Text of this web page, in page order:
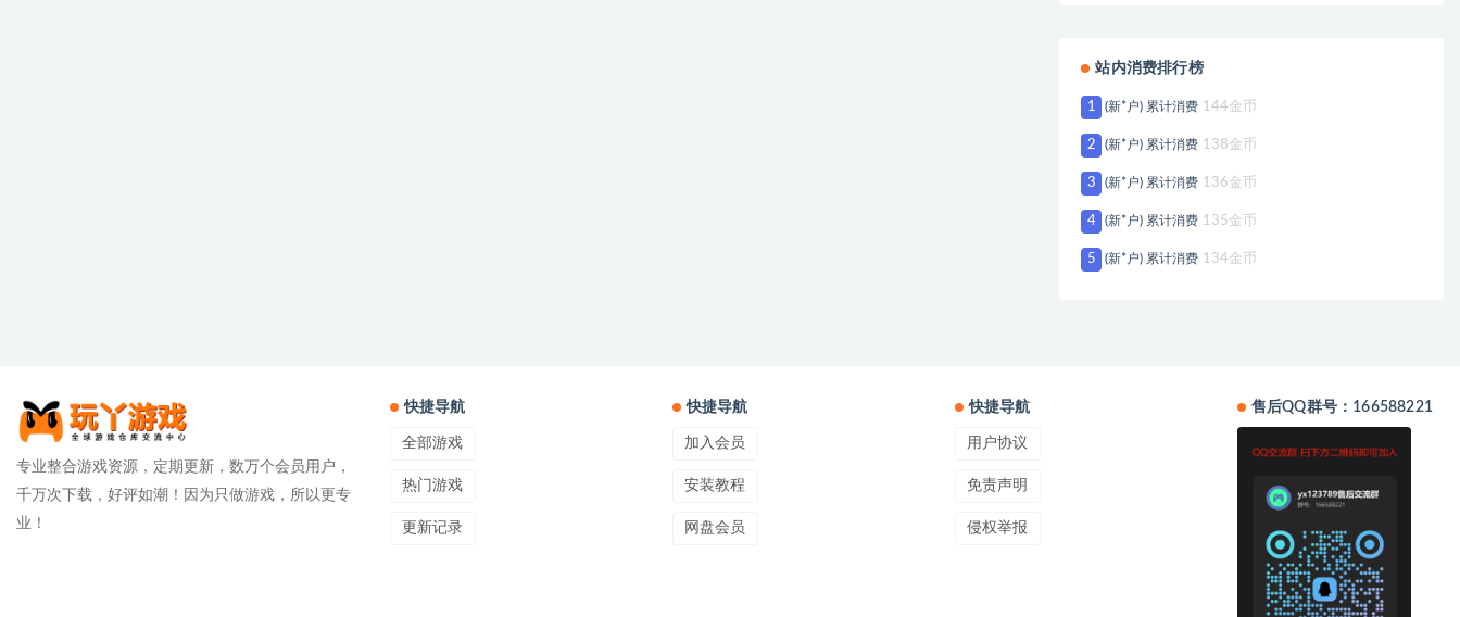
站内消费排行榜
1 (新*户) 累计消费 144金币
2 (新*户) 累计消费 138金币
3 (新*户) 累计消费 136金币
4 (新*户) 累计消费 135金币
5 (新*户) 累计消费 134金币
专业整合游戏资源，定期更新，数万个会员用户，
千万次下载，好评如潮！因为只做游戏，所以更专
业！
快捷导航
全部游戏
热门游戏
更新记录
快捷导航
加入会员
安装教程
网盘会员
快捷导航
用户协议
免责声明
侵权举报
售后QQ群号：166588221